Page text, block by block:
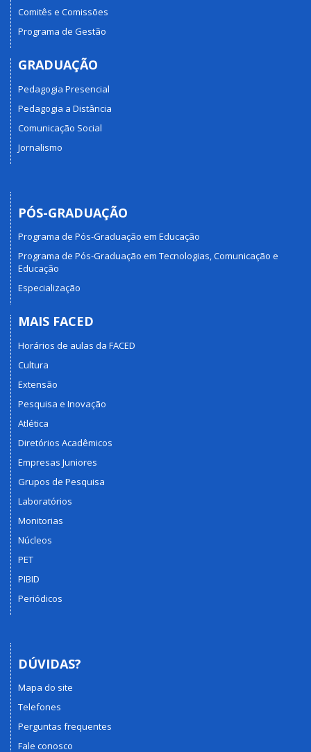
Comitês e Comissões
Programa de Gestão
GRADUAÇÃO
Pedagogia Presencial
Pedagogia a Distância
Comunicação Social
Jornalismo
PÓS-GRADUAÇÃO
Programa de Pós-Graduação em Educação
Programa de Pós-Graduação em Tecnologias, Comunicação e
Educação
Especialização
MAIS FACED
Horários de aulas da FACED
Cultura
Extensão
Pesquisa e Inovação
Atlética
Diretórios Acadêmicos
Empresas Juniores
Grupos de Pesquisa
Laboratórios
Monitorias
Núcleos
PET
PIBID
Periódicos
DÚVIDAS?
Mapa do site
Telefones
Perguntas frequentes
Fale conosco